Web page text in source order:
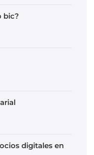
bic?
digitales en